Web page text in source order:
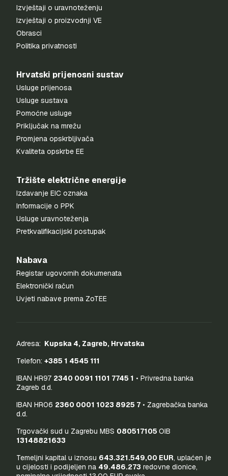
Izvještaji o uravnoteženju
Izvještaji o proizvodnji VE
Obrasci
Politika privatnosti
Hrvatski prijenosni sustav
Usluge prijenosa
Usluge sustava
Pomoćne usluge
Priključak na mrežu
Promjena opskrbljivača
Kvaliteta opskrbe EE
Tržište električne energije
Izdavanje EIC oznaka
Informacije o PPK
Usluge uravnoteženja
Pretkvalifikacijski postupak
Nabava
Registar ugovornih dokumenata
Elektronički račun
Uvjeti nabave prema ZoTEE
Adresa: Kupska 4, Zagreb, Hrvatska
Telefon: +385 1 4545 111
IBAN HR97 2340 0091 1101 7745 1 • Privredna banka
Zagreb d.d.
IBAN HR06 2360 0001 1023 8925 7 • Zagrebačka banka
d.d.
Trgovački sud u Zagrebu MBS 080517105OIB
13148821633
Temeljni kapital u iznosu 643.321.549,00 EUR, uplaćen je
u cijelosti i podijeljen na 49.486.273 redovne dionice,